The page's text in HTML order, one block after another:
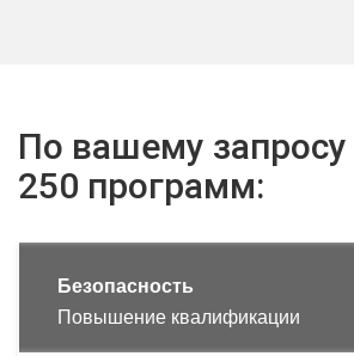
По вашему
250 программ:
Безопасность
Повышение квалификации